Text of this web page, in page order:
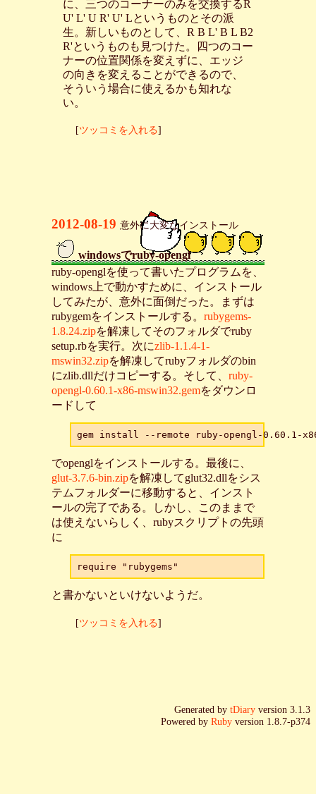
に、三つのコーナーのみを交換するR
U' L' U R' U' Lというものとその派
生。新しいものとして、R B L' B L B2
R'というものも見つけた。四つのコー
ナーの位置関係を変えずに、エッジ
の向きを変えることができるので、
そういう場合に使えるかも知れな
い。
[ツッコミを入れる]
2012-08-19 意外に大変なインストール
windowsでruby-opengl
ruby-openglを使って書いたプログラムを、
windows上で動かすために、インストール
してみたが、意外に面倒だった。まずは
rubygemをインストールする。 rubygems-
1.8.24.zipを解凍してそのフォルダでruby
setup.rbを実行。次にzlib-1.1.4-1-
mswin32.zipを解凍してrubyフォルダのbin
にzlib.dllだけコピーする。そして、 ruby-
opengl-0.60.1-x86-mswin32.gemをダウンロ
ードして
でopenglをインストールする。最後に、
glut-3.7.6-bin.zipを解凍してglut32.dllをシス
テムフォルダーに移動すると、インスト
ールの完了である。しかし、このままで
は使えないらしく、rubyスクリプトの先頭
に
と書かないといけないようだ。
[ツッコミを入れる]
Generated by tDiary version 3.1.3
Powered by Ruby version 1.8.7-p374